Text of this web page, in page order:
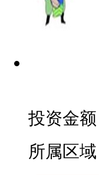
投资金额
所属区